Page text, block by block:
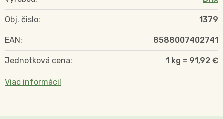
Obj. čislo: 1379
EAN: 8588007402741
Jednotková cena: 1 kg = 91,92 €
Viac informácií